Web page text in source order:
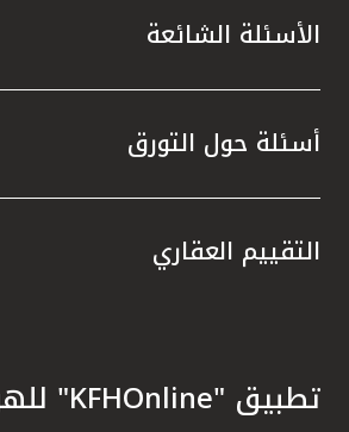
الأسئلة الشائعة
أسئلة حول التورق
التقييم العقاري
تطبيق "KFHOnline" للهواتف الذكية